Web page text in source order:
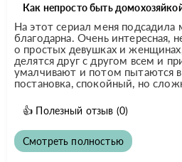
Как непросто быть
На этот сериал меня подсадила
благодарна. Очень интересная,
о простых девушках и
делятся друг с другом всем и
умалчивают и потом пытаются
постановка, спокойный, но
👍 Полезный отзыв (0)
Смотреть полностью